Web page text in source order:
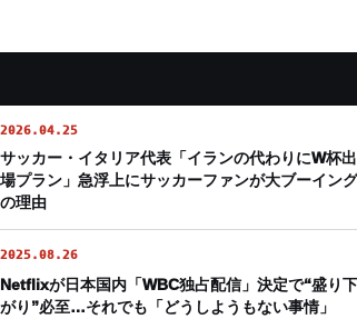
2026.04.25
サッカー・イタリア代表「イランの代わりにW杯出
場プラン」急浮上にサッカーファンが大ブーイング
の理由
2025.08.26
Netflixが日本国内「WBC独占配信」決定で“盛り下
がり”必至…それでも「どうしようもない事情」